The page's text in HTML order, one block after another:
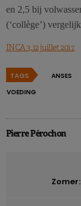
en 2,5 bij
(‘collège’)
INCA 3, 12 juillet 2017.
TAGS ANSES
VOEDING
Pierre Pérochon